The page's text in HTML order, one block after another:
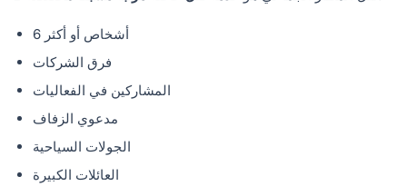
6 أشخاص أو أكثر
فرق الشركات
المشاركين في الفعاليات
مدعوي الزفاف
الجولات السياحية
العائلات الكبيرة